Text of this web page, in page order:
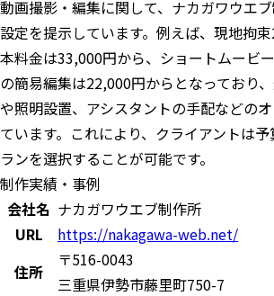
動画撮影・編集に関して、ナカガワウエ
設定を提示しています。例えば、現地拘
本料金は33,000円から、ショートムービ
の簡易編集は22,000円からとなっており
や照明設置、アシスタントの手配などの
ています。これにより、クライアントは
ランを選択することが可能です。
制作実績・事例
会社名 ナカガワウエブ制作所
URL
https://nakagawa-web.net/
住所
〒516-0043
三重県伊勢市藤里町750-7